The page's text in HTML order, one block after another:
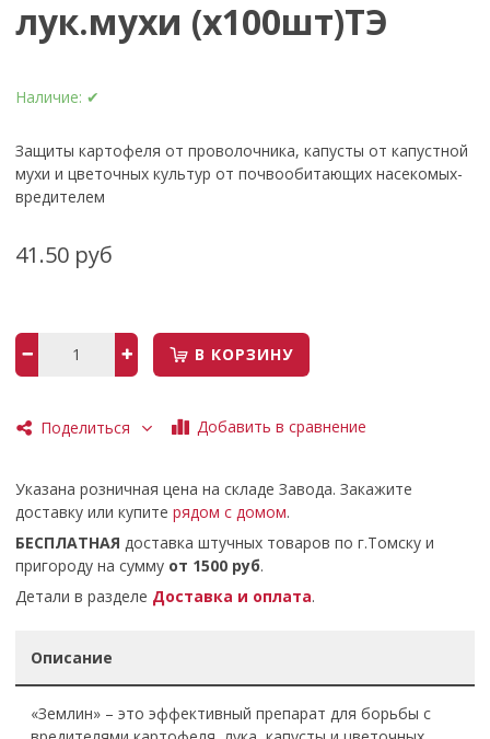
лук.мухи (х100шт)ТЭ
Наличие: ✔
Защиты картофеля от проволочника, капусты от капустной
мухи и цветочных культур от почвообитающих насекомых-
вредителем
41.50 руб
В КОРЗИНУ
Поделиться Добавить в сравнение
Указана розничная цена на складе Завода. Закажите
доставку или купитерядом с домом.
БЕСПЛАТНАЯ доставка штучных товаров по г.Томску и
пригороду на сумму от 1500 руб.
Детали в разделе Доставка и оплата.
Описание
«Землин» – это эффективный препарат для борьбы с